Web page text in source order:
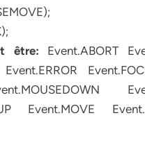
être: Event.ABORT
Event.MOVE